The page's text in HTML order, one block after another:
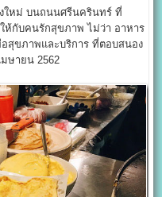
ใหม่ บนถนนศรีนครินทร์ ที่
ห้กับคนรักสุขภาพ ไม่ว่า อาหาร
สุขภาพและบริการ ที่ตอบสนอง
ษายน 2562